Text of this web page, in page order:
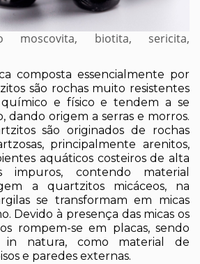
moscovita, biotita, sericita,
composta essencialmente por
são rochas muito resistentes
e físico e tendem a se
dando origem a serras e morros.
são originados de rochas
principalmente arenitos,
aquáticos costeiros de alta
impuros, contendo material
a quartzitos micáceos, na
se transformam em micas
Devido à presença das micas os
rompem-se em placas, sendo
in natura, como material de
e paredes externas.